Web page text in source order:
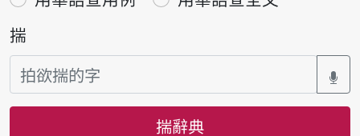
揣
揣辭典